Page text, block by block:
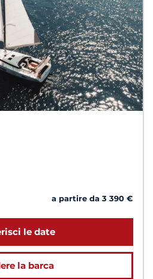
a partire da 3 390 €
le date
la barca